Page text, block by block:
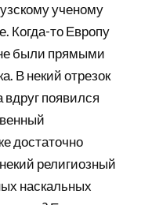
ученому
Когда-то Европу
были прямыми
В некий отрезок
вдруг появился
достаточно
религиозный
наскальных